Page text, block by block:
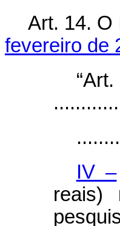
Art. 14. O
fevereiro de
IV –
reais)